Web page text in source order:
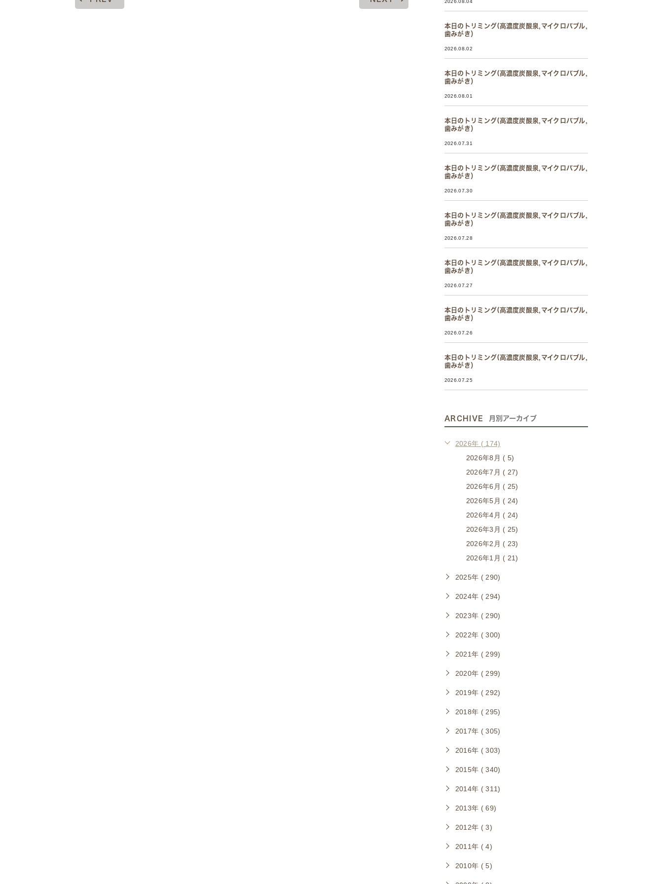
2026.08.04
本日のトリミング(高濃度炭酸泉,マイクロバブル,
歯みがき）
2026.08.02
本日のトリミング(高濃度炭酸泉,マイクロバブル,
歯みがき）
2026.08.01
本日のトリミング(高濃度炭酸泉,マイクロバブル,
歯みがき）
2026.07.31
本日のトリミング(高濃度炭酸泉,マイクロバブル,
歯みがき）
2026.07.30
本日のトリミング(高濃度炭酸泉,マイクロバブル,
歯みがき）
2026.07.28
本日のトリミング(高濃度炭酸泉,マイクロバブル,
歯みがき）
2026.07.27
本日のトリミング(高濃度炭酸泉,マイクロバブル,
歯みがき）
2026.07.26
本日のトリミング(高濃度炭酸泉,マイクロバブル,
歯みがき）
2026.07.25
ARCHIVE 月別アーカイブ
2026年 ( 174)
2026年8月 ( 5)
2026年7月 ( 27)
2026年6月 ( 25)
2026年5月 ( 24)
2026年4月 ( 24)
2026年3月 ( 25)
2026年2月 ( 23)
2026年1月 ( 21)
2025年 ( 290)
2024年 ( 294)
2023年 ( 290)
2022年 ( 300)
2021年 ( 299)
2020年 ( 299)
2019年 ( 292)
2018年 ( 295)
2017年 ( 305)
2016年 ( 303)
2015年 ( 340)
2014年 ( 311)
2013年 ( 69)
2012年 ( 3)
2011年 ( 4)
2010年 ( 5)